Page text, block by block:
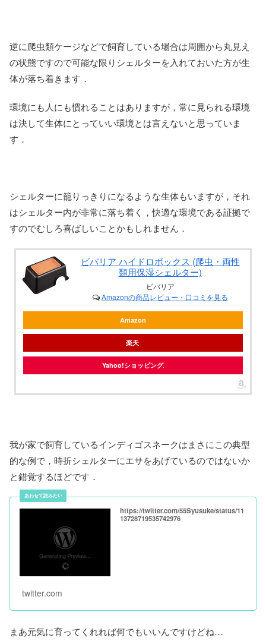
逆に爬虫類ケージなどで飼育している場合は周囲から丸見え
の状態ですので可能な限りシェルターを入れておいた方が生
体が落ち着きます．
環境にも人にも慣れることはありますが，常に見られる環境
は決して生体にとっていい環境とは言えないと思っていま
す．
シェルターに籠りっきりになるような生体もいますが，それ
はシェルター内が非常に落ち着く，快適な環境である証拠で
すのでむしろ喜ばしいことかもしれません．
ビバリア ハイドロボックス (爬虫・両性
類用保湿シェルター)
ビバリア
Amazonの商品レビュー・口コミを見る
Amazon
楽天
Yahoo!ショッピング
我が家で飼育しているインディゴスネークはまさにこの典型
的な例で，時折シェルターにエサをあげているのではないか
と錯覚するほどです．
https://twitter.com/55Syusuke/status/11
13728719535742976
twitter.com
まあ元気に育ってくれれば何でもいいんですけどね…